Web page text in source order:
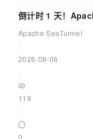
倒计时 1 天！
Asia 2026
Apache SeaTunnel
2026-08-06
119